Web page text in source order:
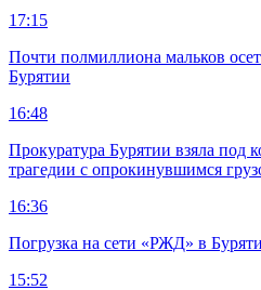
17:15
Почти полмиллиона мальков
Бурятии
16:48
Прокуратура Бурятии взяла под
трагедии с опрокинувшимся
16:36
Погрузка на сети «РЖД» в
15:52